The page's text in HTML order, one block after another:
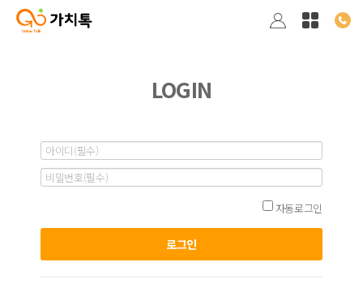
LOGIN
자동로그인